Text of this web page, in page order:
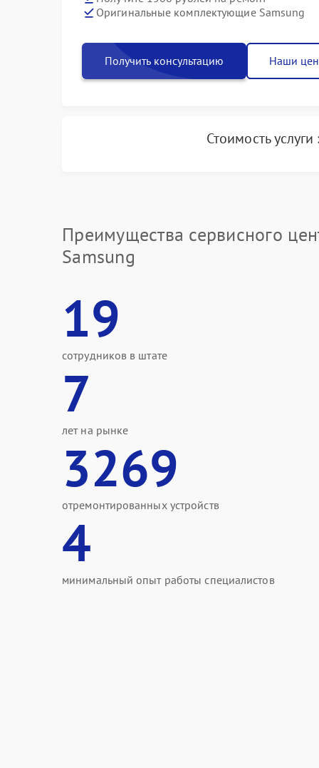
Оригинальные комплектующие Samsung
Получить консультацию Наши
Стоимость услуги
Преимущества сервисного
Samsung
19
сотрудников в штате
7
лет на рынке
3269
отремонтированных устройств
4
минимальный опыт работы специалистов